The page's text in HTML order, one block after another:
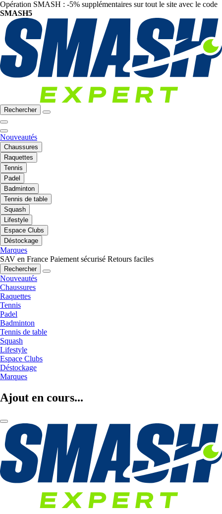
Opération SMASH : -5% supplémentaires sur tout le site avec le code
SMASH5
Rechercher
Nouveautés
Chaussures
Raquettes
Tennis
Padel
Badminton
Tennis de table
Squash
Lifestyle
Espace Clubs
Déstockage
Marques
SAV en France Paiement sécurisé Retours faciles
Rechercher
Nouveautés
Chaussures
Raquettes
Tennis
Padel
Badminton
Tennis de table
Squash
Lifestyle
Espace Clubs
Déstockage
Marques
Ajout en cours...